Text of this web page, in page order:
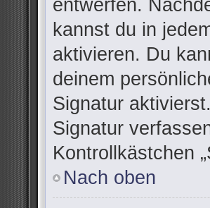
entwerfen.
kannst du in
aktivieren. Du
deinem
Signatur
Signatur
Kontrollkästchen
Nach oben